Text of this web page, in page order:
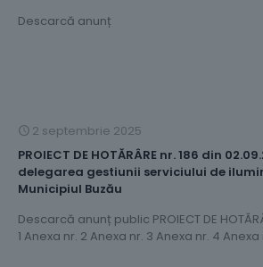
Descarcă anunț
2 septembrie 2025
PROIECT DE HOTĂRÂRE nr. 186 din
delegarea gestiunii serviciului de
Municipiul Buzău
Descarcă anunț public PROIECT DE
1 Anexa nr. 2 Anexa nr. 3 Anexa nr. 4 Anexa